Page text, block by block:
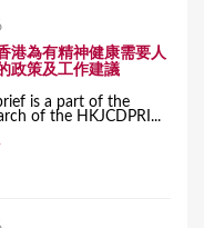
港為有精神健康需要人
政策及工作建議
is a part of the
of the HKJCDPRI...